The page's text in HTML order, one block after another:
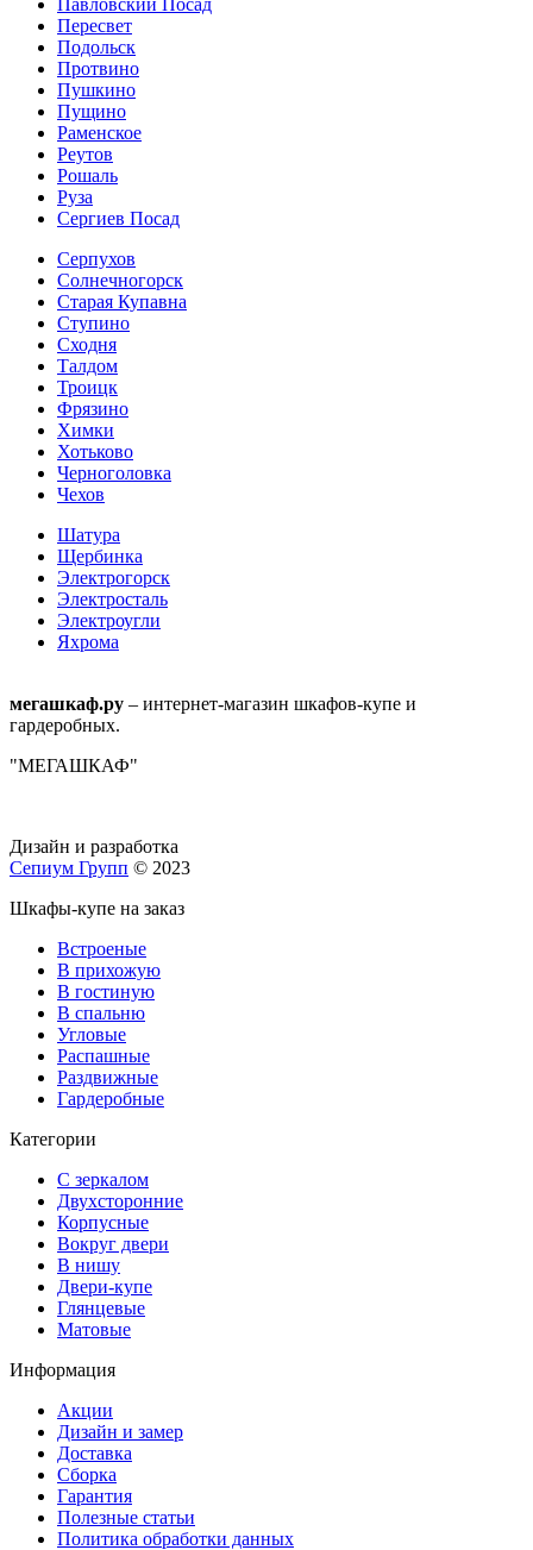
Пересвет
Подольск
Протвино
Пушкино
Пущино
Раменское
Реутов
Рошаль
Руза
Сергиев Посад
Серпухов
Солнечногорск
Старая Купавна
Ступино
Сходня
Талдом
Троицк
Фрязино
Химки
Хотьково
Черноголовка
Чехов
Шатура
Щербинка
Электрогорск
Электросталь
Электроугли
Яхрома
мегашкаф.ру – интернет-магазин шкафов-купе и
гардеробных.
"МЕГАШКАФ"
Дизайн и разработка
Сепиум Групп © 2023
Шкафы-купе на заказ
Встроеные
В прихожую
В гостиную
В спальню
Угловые
Распашные
Раздвижные
Гардеробные
Категории
С зеркалом
Двухсторонние
Корпусные
Вокруг двери
В нишу
Двери-купе
Глянцевые
Матовые
Информация
Акции
Дизайн и замер
Доставка
Сборка
Гарантия
Полезные статьи
Политика обработки данных